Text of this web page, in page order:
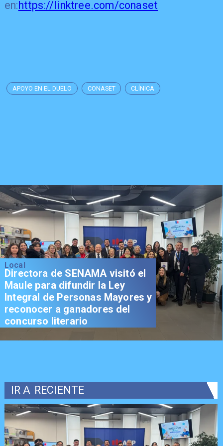
en:https://linktree.com/conaset
APOYO EN EL DUELO CONASET CLÍNICA
Local
Directora de SENAMA visitó el
Maule para difundir la Ley
Integral de Personas Mayores y
reconocer a ganadores del
concurso literario
IR A RECIENTE